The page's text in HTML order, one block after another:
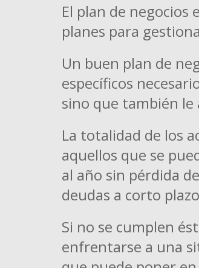
El plan de negocios
planes para
Un buen plan de
específicos
sino que también le
La totalidad de los
aquellos que se
al año sin pérdida
deudas a corto
Si no se cumplen
enfrentarse a una